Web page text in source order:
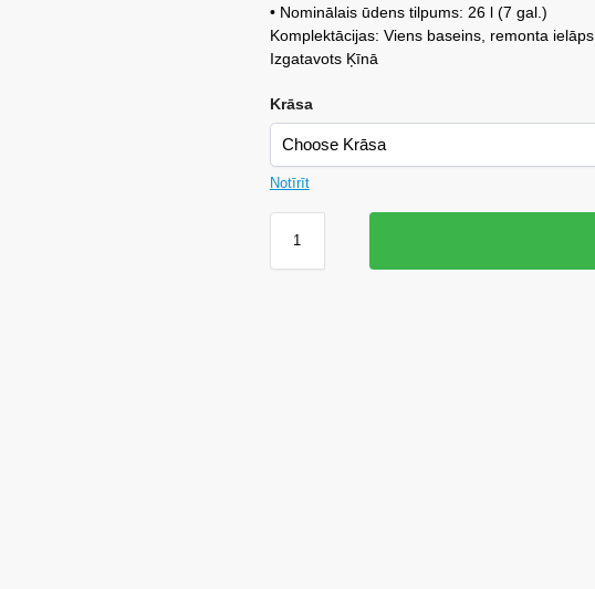
• Nominālais ūdens tilpums: 26 l (7 gal.)
Komplektācijas: Viens baseins, remonta ielāps
Izgatavots Ķīnā
Krāsa
Notīrīt